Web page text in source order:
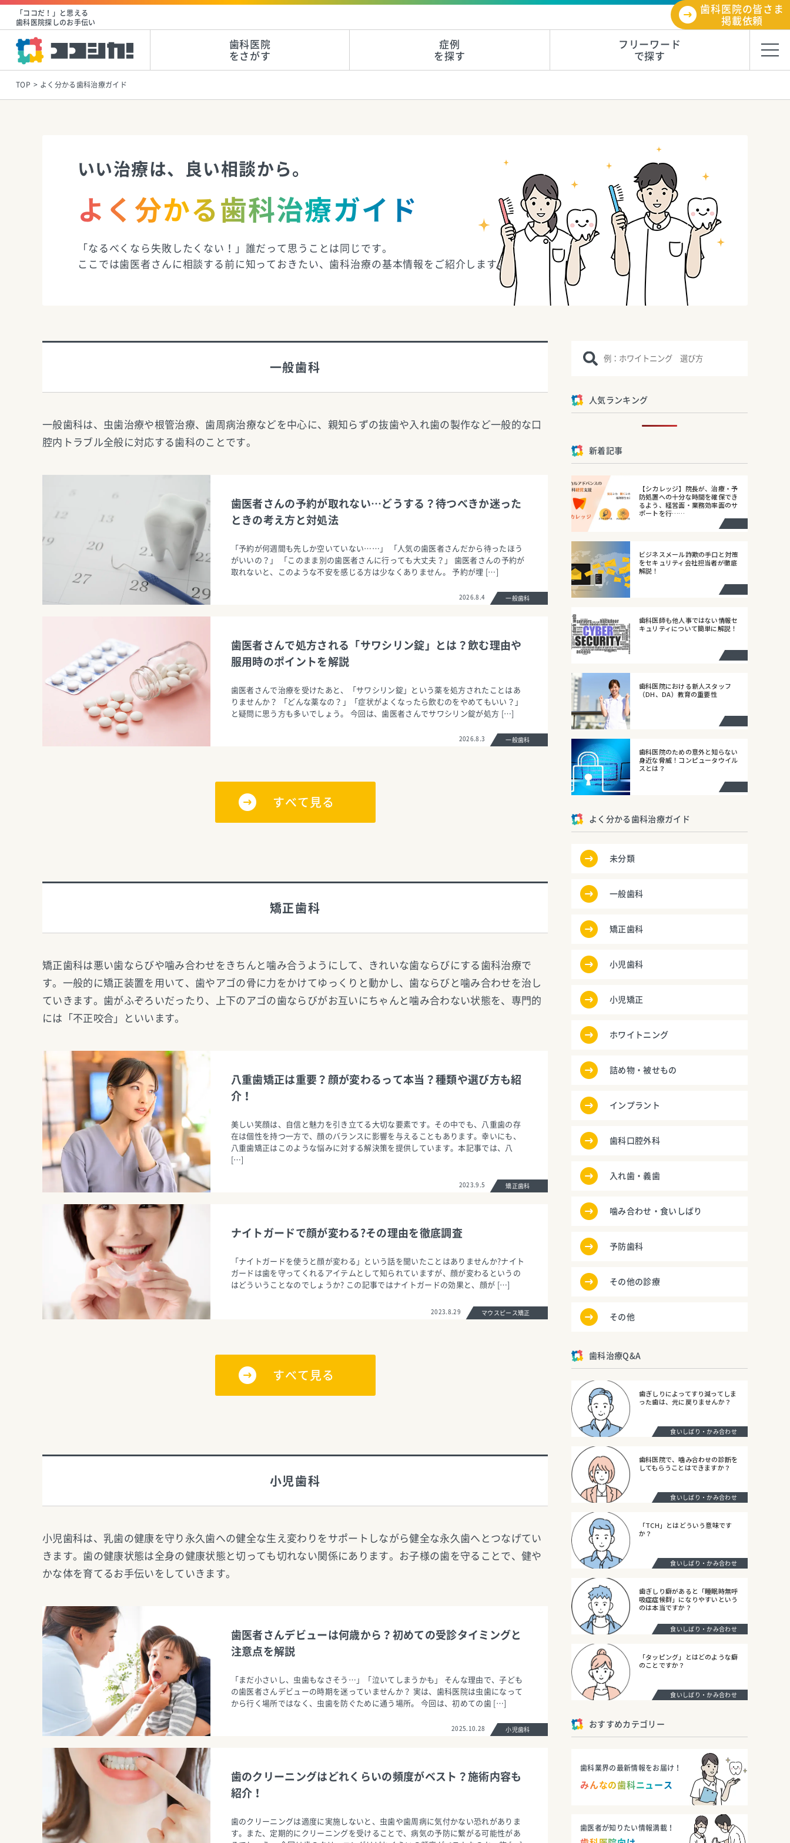
「ココだ！」と思える
歯科医院探しのお手伝い
歯科医院の皆さま
掲載依頼
歯科医院
をさがす
症例
を探す
フリーワード
で探す
TOP よく分かる歯科治療ガイド
いい治療は、良い相談から。
よく分かる歯科治療ガイド
「なるべくなら失敗したくない！」誰だって思うことは同じです。
ここでは歯医者さんに相談する前に知っておきたい、歯科治療の基本情報をご紹介します。
一般歯科
一般歯科は、虫歯治療や根管治療、歯周病治療などを中心に、親知らずの抜歯や入れ歯の製作など一般的な口
腔内トラブル全般に対応する歯科のことです。
歯医者さんの予約が取れない…どうする？待つべきか迷った
ときの考え方と対処法
「予約が何週間も先しか空いていない……」 「人気の歯医者さんだから待ったほう
がいいの？」 「このまま別の歯医者さんに行っても大丈夫？」 歯医者さんの予約が
取れないと、このような不安を感じる方は少なくありません。 予約が埋 […]
2026.8.4 一般歯科
歯医者さんで処方される「サワシリン錠」とは？飲む理由や
服用時のポイントを解説
歯医者さんで治療を受けたあと、「サワシリン錠」という薬を処方されたことはあ
りませんか？ 「どんな薬なの？」「症状がよくなったら飲むのをやめてもいい？」
と疑問に思う方も多いでしょう。 今回は、歯医者さんでサワシリン錠が処方 […]
2026.8.3 一般歯科
すべて見る
矯正歯科
矯正歯科は悪い歯ならびや噛み合わせをきちんと噛み合うようにして、きれいな歯ならびにする歯科治療で
す。一般的に矯正装置を用いて、歯やアゴの骨に力をかけてゆっくりと動かし、歯ならびと噛み合わせを治し
ていきます。歯がふぞろいだったり、上下のアゴの歯ならびがお互いにちゃんと噛み合わない状態を、専門的
には「不正咬合」といいます。
八重歯矯正は重要？顔が変わるって本当？種類や選び方も紹
介！
美しい笑顔は、自信と魅力を引き立てる大切な要素です。その中でも、八重歯の存
在は個性を持つ一方で、顔のバランスに影響を与えることもあります。幸いにも、
八重歯矯正はこのような悩みに対する解決策を提供しています。本記事では、八
[…]
2023.9.5 矯正歯科
ナイトガードで顔が変わる?その理由を徹底調査
「ナイトガードを使うと顔が変わる」という話を聞いたことはありませんか?ナイト
ガードは歯を守ってくれるアイテムとして知られていますが、顔が変わるというの
はどういうことなのでしょうか? この記事ではナイトガードの効果と、顔が […]
2023.8.29 マウスピース矯正
すべて見る
小児歯科
小児歯科は、乳歯の健康を守り永久歯への健全な生え変わりをサポートしながら健全な永久歯へとつなげてい
きます。歯の健康状態は全身の健康状態と切っても切れない関係にあります。お子様の歯を守ることで、健や
かな体を育てるお手伝いをしていきます。
歯医者さんデビューは何歳から？初めての受診タイミングと
注意点を解説
「まだ小さいし、虫歯もなさそう…」「泣いてしまうかも」 そんな理由で、子ども
の歯医者さんデビューの時期を迷っていませんか？ 実は、歯科医院は虫歯になって
から行く場所ではなく、虫歯を防ぐために通う場所。 今回は、初めての歯 […]
2025.10.28 小児歯科
歯のクリーニングはどれくらいの頻度がベスト？施術内容も
紹介！
歯のクリーニングは適度に実施しないと、虫歯や歯周病に気付かない恐れがありま
す。また、定期的にクリーニングを受けることで、病気の予防に繋がる可能性があ
人気ランキング
新着記事
【シカレッジ】院長が、治療・予
防処置への十分な時間を確保でき
るよう、経営面・業務効率面のサ
ポートを行……
ビジネスメール詐欺の手口と対策
をセキュリティ会社担当者が徹底
解説！
歯科医師も他人事ではない情報セ
キュリティについて簡単に解説！
歯科医院における新人スタッフ
（DH、DA）教育の重要性
歯科医院のための意外と知らない
身近な脅威！コンピュータウイル
スとは？
よく分かる歯科治療ガイド
未分類
一般歯科
矯正歯科
小児歯科
小児矯正
ホワイトニング
詰め物・被せもの
インプラント
歯科口腔外科
入れ歯・義歯
噛み合わせ・食いしばり
予防歯科
その他の診療
その他
歯科治療Q&A
歯ぎしりによってすり減ってしま
った歯は、元に戻りませんか？
食いしばり・かみ合わせ
歯科医院で、噛み合わせの診断を
してもらうことはできますか？
食いしばり・かみ合わせ
「TCH」とはどういう意味です
か？
食いしばり・かみ合わせ
歯ぎしり癖があると「睡眠時無呼
吸症症候群」になりやすいという
のは本当ですか？
食いしばり・かみ合わせ
「タッピング」とはどのような癖
のことですか？
食いしばり・かみ合わせ
おすすめカテゴリー
歯科業界の最新情報をお届け！
みんなの歯科ニュース
歯医者が知りたい情報満載！